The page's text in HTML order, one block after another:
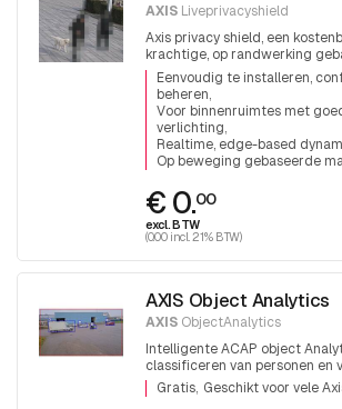
AXIS Liveprivacyshield
Axis privacy shield, een
krachtige, op randwerking
om privacy te beschermen.
Eenvoudig te installeren,
beheren
Voor binnenruimtes met
verlichting
Realtime, edge-based
Op beweging gebaseerde
€ 0.00
excl. BTW
(0.00 incl. 21% BTW)
AXIS Object Analytics
AXIS ObjectAnalytics
Intelligente ACAP object
classificeren van personen en
Gratis Geschikt voor vele